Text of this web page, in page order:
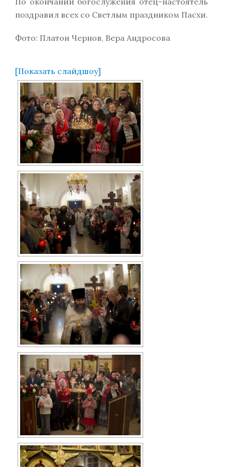
поздравил всех со Светлым праздником Пасхи.
Фото: Платон Чернов, Вера Андросова
[Показать слайдшоу]